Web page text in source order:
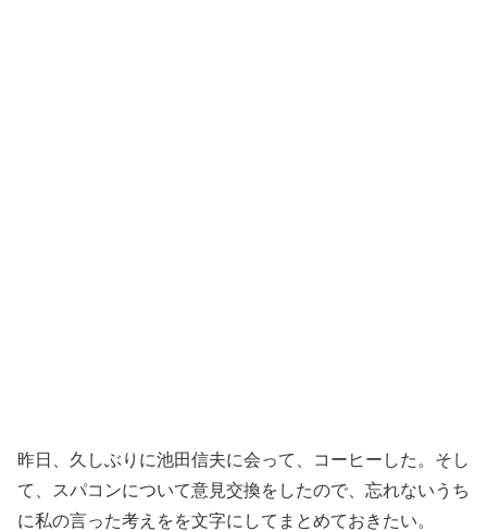
昨日、久しぶりに池田信夫に会って、コーヒーした。そし
て、スパコンについて意見交換をしたので、忘れないうち
に私の言った考えをを文字にしてまとめておきたい。